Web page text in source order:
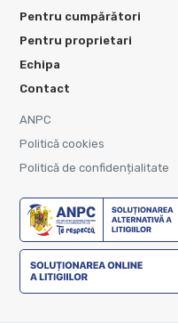
Pentru cumpărători
Pentru proprietari
Echipa
Contact
ANPC
Politică cookies
Politică de confidențialitate